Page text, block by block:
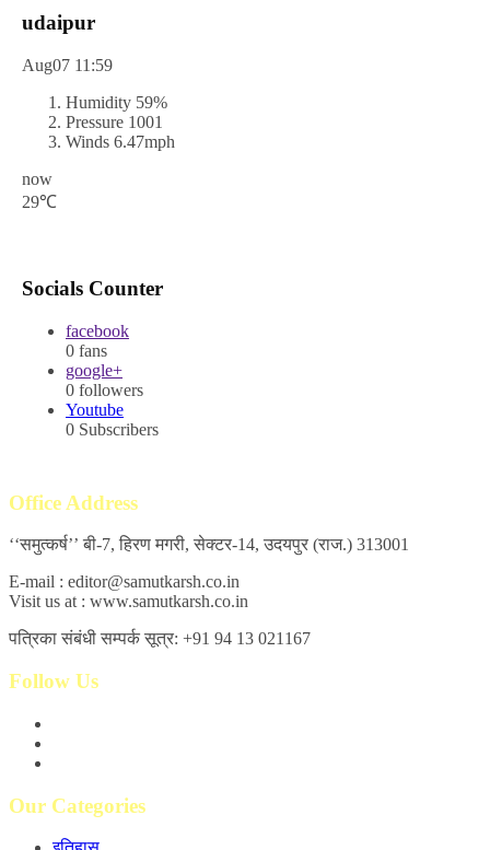
udaipur
Aug07 11:59
Humidity 59%
Pressure 1001
Winds 6.47mph
now
29℃
Socials Counter
facebook
0 fans
google+
0 followers
Youtube
0 Subscribers
Office Address
‘‘समुत्कर्ष’’ बी-7, हिरण मगरी, सेक्टर-14, उदयपुर (राज.) 313001
E-mail : editor@samutkarsh.co.in
Visit us at : www.samutkarsh.co.in
पत्रिका संबंधी सम्पर्क सूत्र: +91 94 13 021167
Follow Us
Our Categories